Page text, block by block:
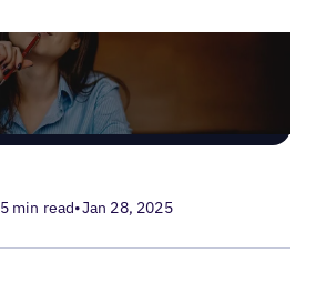
5 min read•Jan 28, 2025